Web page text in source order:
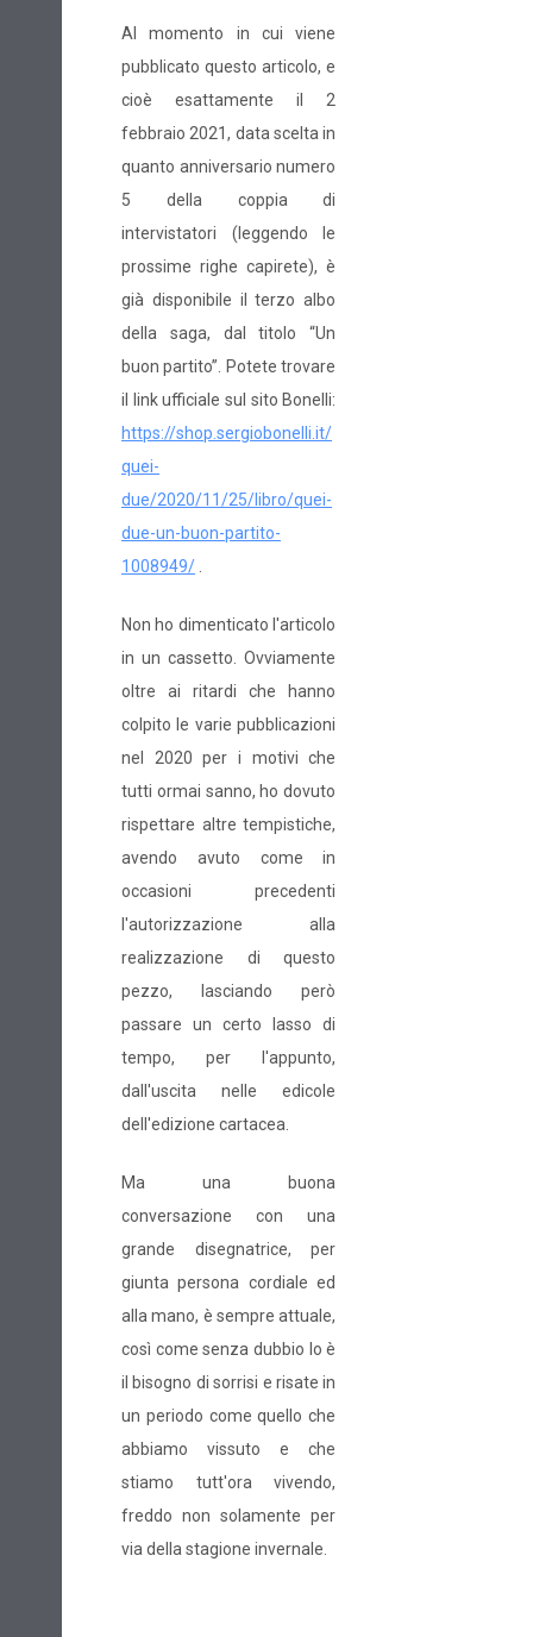
Al momento in cui viene
pubblicato questo articolo, e
cioè esattamente il 2
febbraio 2021, data scelta in
quanto anniversario numero
5 della coppia di
intervistatori (leggendo le
prossime righe capirete), è
già disponibile il terzo albo
della saga, dal titolo “Un
buon partito”. Potete trovare
il link ufficiale sul sito Bonelli:
https://shop.sergiobonelli.it/
quei-
due/2020/11/25/libro/quei-
due-un-buon-partito-
1008949/
Non ho dimenticato l'articolo
in un cassetto. Ovviamente
oltre ai ritardi che hanno
colpito le varie pubblicazioni
nel 2020 per i motivi che
tutti ormai sanno, ho dovuto
rispettare altre tempistiche,
avendo avuto come in
occasioni precedenti
l'autorizzazione alla
realizzazione di questo
pezzo, lasciando però
passare un certo lasso di
tempo, per l'appunto,
dall'uscita nelle edicole
dell'edizione cartacea.
Ma una buona
conversazione con una
grande disegnatrice, per
giunta persona cordiale ed
alla mano, è sempre attuale,
così come senza dubbio lo è
il bisogno di sorrisi e risate in
un periodo come quello che
abbiamo vissuto e che
stiamo tutt'ora vivendo,
freddo non solamente per
via della stagione invernale.